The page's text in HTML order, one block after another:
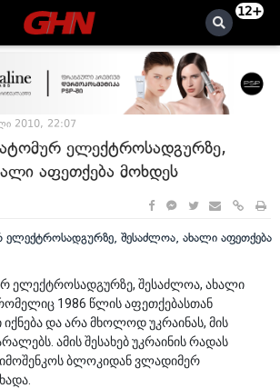
12+
2010, 22:07
ელექტროსადგურზე,
აფეთქება მოხდეს
ელექტროსადგურზე, შესაძლოა, ახალი
1986 წლის აფეთქებასთან
და არა მხოლოდ უკრაინას, მის
ამის შესახებ უკრაინის რადას
ბლოკიდან ვლადიმერ